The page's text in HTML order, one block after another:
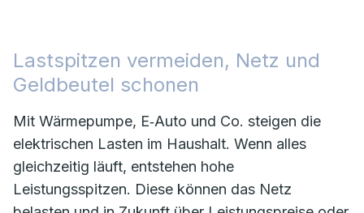
Lastspitzen vermeiden, Netz und
Geldbeutel schonen
Mit Wärmepumpe, E‑Auto und Co. steigen die
elektrischen Lasten im Haushalt. Wenn alles
gleichzeitig läuft, entstehen hohe
Leistungsspitzen. Diese können das Netz